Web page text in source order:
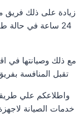
زيادة على ذلك فريق
24 ساعة في
مع ذلك وصيانتها في
تقبل المنافسة
واطلاعكم علي
خدمات الصيانة